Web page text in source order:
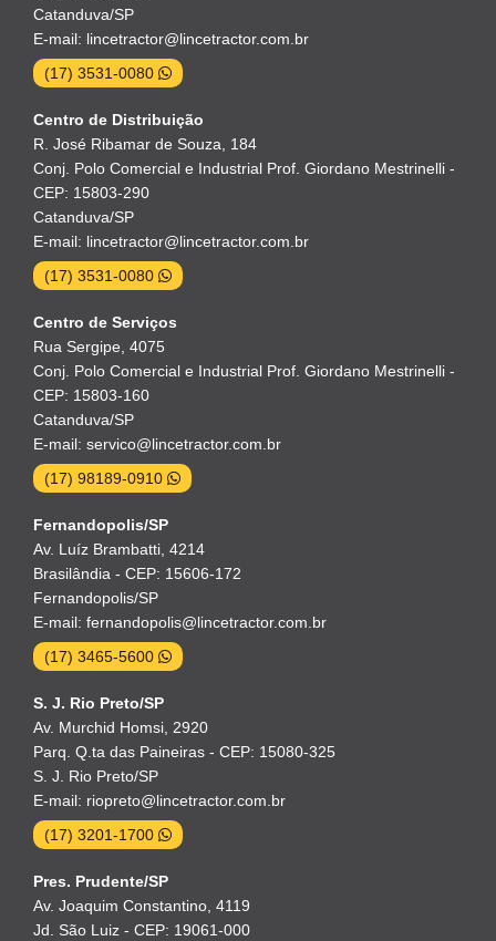
Catanduva/SP
E-mail: lincetractor@lincetractor.com.br
(17) 3531-0080
Centro de Distribuição
R. José Ribamar de Souza, 184
Conj. Polo Comercial e Industrial Prof. Giordano Mestrinelli -
CEP: 15803-290
Catanduva/SP
E-mail: lincetractor@lincetractor.com.br
(17) 3531-0080
Centro de Serviços
Rua Sergipe, 4075
Conj. Polo Comercial e Industrial Prof. Giordano Mestrinelli -
CEP: 15803-160
Catanduva/SP
E-mail: servico@lincetractor.com.br
(17) 98189-0910
Fernandopolis/SP
Av. Luíz Brambatti, 4214
Brasilândia - CEP: 15606-172
Fernandopolis/SP
E-mail: fernandopolis@lincetractor.com.br
(17) 3465-5600
S. J. Rio Preto/SP
Av. Murchid Homsi, 2920
Parq. Q.ta das Paineiras - CEP: 15080-325
S. J. Rio Preto/SP
E-mail: riopreto@lincetractor.com.br
(17) 3201-1700
Pres. Prudente/SP
Av. Joaquim Constantino, 4119
Jd. São Luiz - CEP: 19061-000